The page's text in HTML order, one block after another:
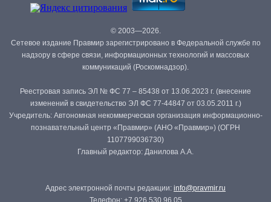
© 2003—2026.
Сетевое издание Правмир зарегистрировано в Федеральной службе по
надзору в сфере связи, информационных технологий и массовых
коммуникаций (Роскомнадзор).
Реестровая запись ЭЛ № ФС 77 – 85438 от 13.06.2023 г. (внесение
изменений в свидетельство ЭЛ ФС 77-44847 от 03.05.2011 г.)
Учредитель: Автономная некоммерческая организация информационно-
познавательный центр «Правмир» (АНО «Правмир») (ОГРН
1107799036730)
Главный редактор: Данилова А.А.
Адрес электронной почты редакции: info@pravmir.ru
Телефон: +7 926 530 96 05